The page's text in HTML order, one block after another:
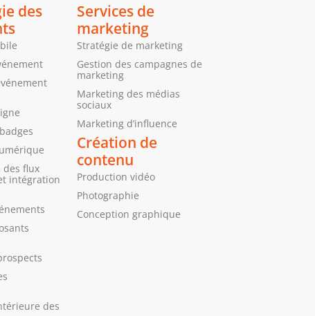
des
des flux
intégration
des
Services de
marketing
Stratégie de marketing
Gestion des campagnes de
marketing
Marketing des médias
sociaux
Marketing d’influence
Création de
contenu
Production vidéo
Photographie
Conception graphique